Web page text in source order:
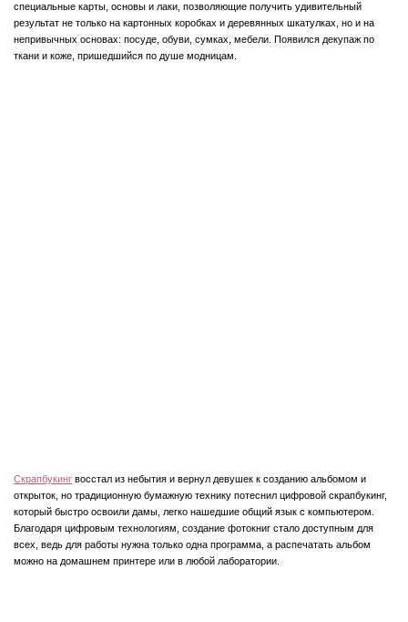
специальные карты, основы и лаки, позволяющие получить удивительный
результат не только на картонных коробках и деревянных шкатулках, но и на
непривычных основах: посуде, обуви, сумках, мебели. Появился декупаж по
ткани и коже, пришедшийся по душе модницам.
Скрапбукинг восстал из небытия и вернул девушек к созданию альбомом и
открыток, но традиционную бумажную технику потеснил цифровой скрапбукинг,
который быстро освоили дамы, легко нашедшие общий язык с компьютером.
Благодаря цифровым технологиям, создание фотокниг стало доступным для
всех, ведь для работы нужна только одна программа, а распечатать альбом
можно на домашнем принтере или в любой лаборатории.